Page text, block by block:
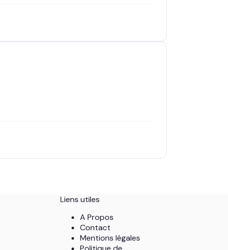
Liens utiles
A Propos
Contact
Mentions légales